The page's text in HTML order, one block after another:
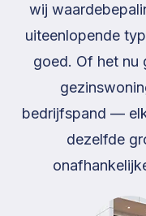
wij
uiteenlopende
goed. Of het nu
bedrijfspand —
dezelfde